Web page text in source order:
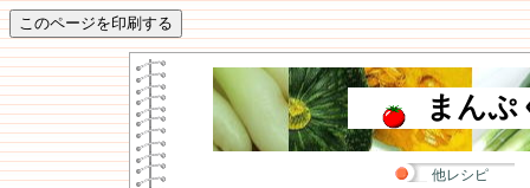
まん
他レシピ